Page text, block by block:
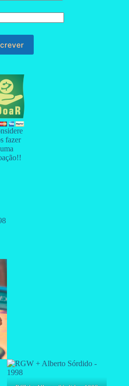
fazer
uma